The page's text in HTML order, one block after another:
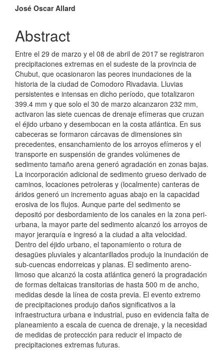
José Oscar Allard
Abstract
Entre el 29 de marzo y el 08 de abril de 2017 se registraron
precipitaciones extremas en el sudeste de la provincia de
Chubut, que ocasionaron las peores inundaciones de la
historia de la ciudad de Comodoro Rivadavia. Lluvias
persistentes e intensas en dicho período, que totalizaron
399.4 mm y que solo el 30 de marzo alcanzaron 232 mm,
activaron las siete cuencas de drenaje efímeras que cruzan
el éjido urbano y desembocan en la costa atlántica. En sus
cabeceras se formaron cárcavas de dimensiones sin
precedentes, ensanchamiento de los arroyos efímeros y el
transporte en suspensión de grandes volúmenes de
sedimento tamaño arena generó agradación en zonas bajas.
La incorporación adicional de sedimento grueso derivado de
caminos, locaciones petroleras y (localmente) canteras de
áridos generó un incremento aguas abajo en la capacidad
erosiva de los flujos. Aunque parte del sedimento se
depositó por desbordamiento de los canales en la zona peri-
urbana, la mayor parte del sedimento alcanzó los arroyos de
mayor jerarquía e ingresó a la ciudad a alta velocidad.
Dentro del éjido urbano, el taponamiento o rotura de
desagües pluviales y alcantarillados produjo la inundación de
sub-cuencas endorreicas y planas. El sedimento areno-
limoso que alcanzó la costa atlántica generó la progradación
de formas deltaicas transitorias de hasta 500 m de ancho,
medidas desde la línea de costa previa. El evento extremo
de precipitaciones produjo daños significativos a la
infraestructura urbana e industrial, puso en evidencia falta de
planeamiento a escala de cuenca de drenaje, y la necesidad
de medidas de protección para reducir el impacto de
precipitaciones extremas futuras.